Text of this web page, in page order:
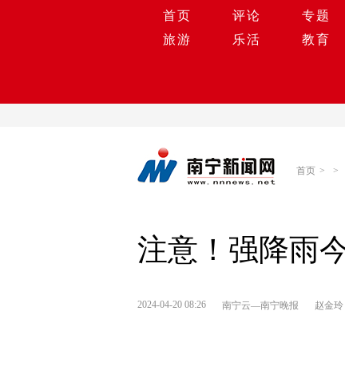
首页 评论 专题
旅游
乐活 教育
首页 > >
注意！强降雨
2024-04-20 08:26 南宁云—南宁晚报 赵金玲